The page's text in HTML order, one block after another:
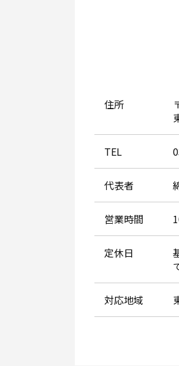
住所
TEL
代表者
営業時間
定休日
対応地域